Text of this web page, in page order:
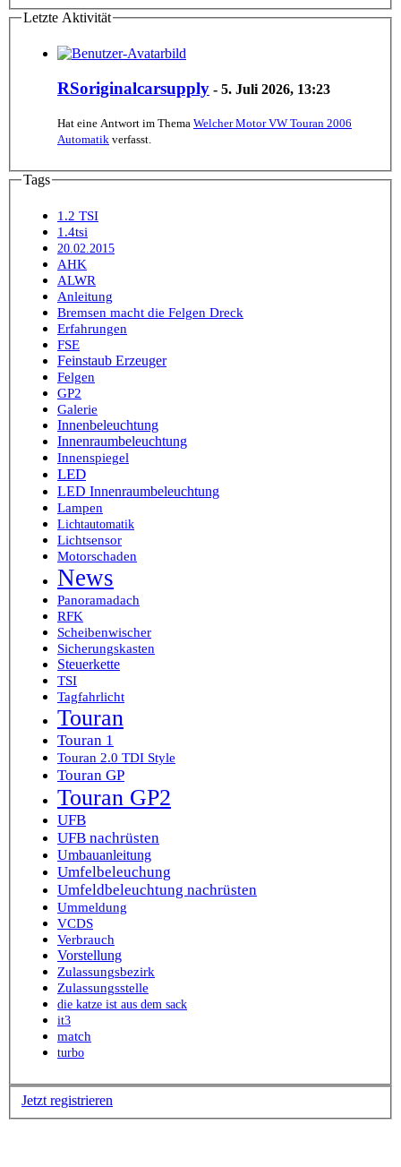
Letzte Aktivität
RSoriginalcarsupply - 5. Juli 2026, 13:23
Hat eine Antwort im Thema Welcher Motor VW Touran 2006
Automatik verfasst.
Tags
1.2 TSI
1.4tsi
20.02.2015
AHK
ALWR
Anleitung
Bremsen macht die Felgen Dreck
Erfahrungen
FSE
Feinstaub Erzeuger
Felgen
GP2
Galerie
Innenbeleuchtung
Innenraumbeleuchtung
Innenspiegel
LED
LED Innenraumbeleuchtung
Lampen
Lichtautomatik
Lichtsensor
Motorschaden
News
Panoramadach
RFK
Scheibenwischer
Sicherungskasten
Steuerkette
TSI
Tagfahrlicht
Touran
Touran 1
Touran 2.0 TDI Style
Touran GP
Touran GP2
UFB
UFB nachrüsten
Umbauanleitung
Umfelbeleuchung
Umfeldbeleuchtung nachrüsten
Ummeldung
VCDS
Verbrauch
Vorstellung
Zulassungsbezirk
Zulassungsstelle
die katze ist aus dem sack
it3
match
turbo
Jetzt registrieren